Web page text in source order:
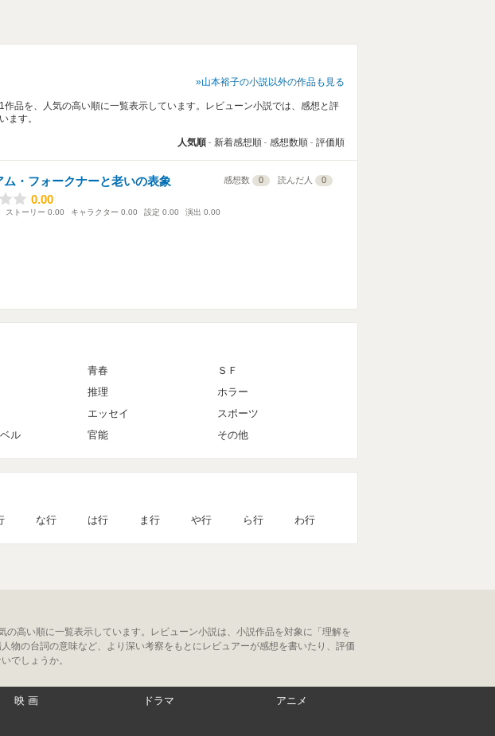
山本裕子の小説以外の作品も見る
品を、人気の高い順に一覧表示しています。レビューン小説では、感想と評
ます。
人気順 新着感想順 感想数順 評価順
ム・フォークナーと老いの表象 感想数 0 読んだ人 0
0.00
0.00
ストーリー 0.00 キャラクター 0.00 設定 0.00 演出 0.00
青春
ＳＦ
推理
ホラー
エッセイ
スポーツ
ル 官能 その他
な行 は行 ま行 や行 ら行 わ行
高い順に一覧表示しています。レビューン小説は、小説作品を対象に「理解を
物の台詞の意味など、より深い考察をもとにレビュアーが感想を書いたり、評価
でしょうか。
映画 ドラマ アニメ